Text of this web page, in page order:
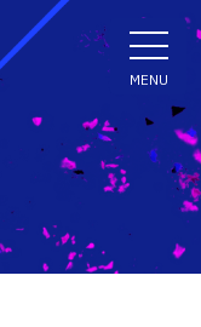
MENU
ENGLISH